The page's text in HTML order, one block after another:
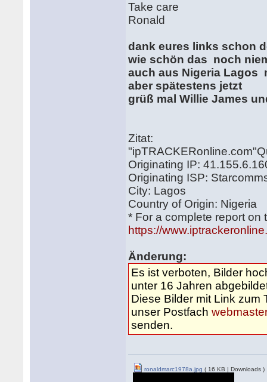
Take care
Ronald
dank eures links schon
wie schön das noch
auch aus Nigeria Lagos
aber spätestens jetzt
grüß mal Willie James
Zitat:
Originating IP:
Originating ISP:
City: Lagos
Country of Origin: Nigeria
* For a complete report on
https://
Änderung:
Es ist verboten, Bilder
unter 16 Jahren
Diese Bilder mit Link zum
unser Postfach
senden.
ronaldmarc1978a.jpg ( 16 KB | Downloads )